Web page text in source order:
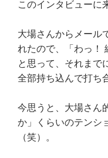
このインタビューに
大場さんからメール
れたので、「わっ！
と思って、それまで
全部持ち込んで打ち
今思うと、大場さん
か」くらいのテンシ
（笑）。